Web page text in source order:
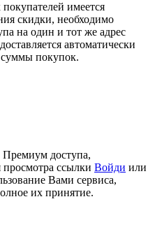
имеется
скидки, необходимо
на один и тот же адрес
автоматически
покупок.
доступа,
просмотра ссылки Войди или
Вами сервиса,
их принятие.